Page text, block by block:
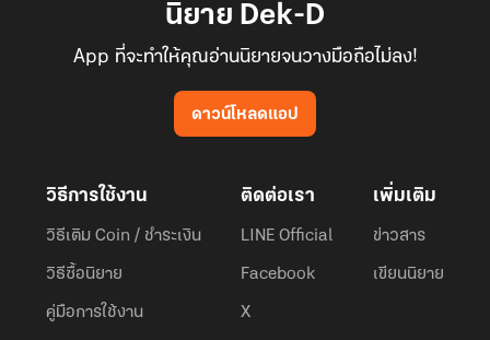
นิยาย Dek-D
App ที่จะทำให้คุณอ่านนิยายจนวางมือถือไม่ลง!
ดาวน์โหลดแอป
วิธีการใช้งาน
วิธีเติม Coin / ชำระเงิน
วิธีซื้อนิยาย
คู่มือการใช้งาน
ติดต่อเรา
LINE Official
Facebook
X
เพิ่มเติม
ข่าวสาร
เขียนนิยาย